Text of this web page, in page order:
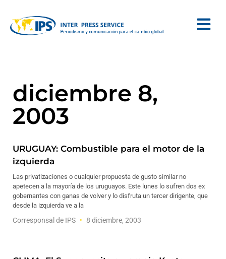
diciembre 8,
2003
URUGUAY: Combustible para el motor de la
izquierda
Las privatizaciones o cualquier propuesta de gusto similar no
apetecen a la mayoría de los uruguayos. Este lunes lo sufren dos ex
gobernantes con ganas de volver y lo disfruta un tercer dirigente, que
desde la izquierda ve a la
Corresponsal de IPS 8 diciembre, 2003